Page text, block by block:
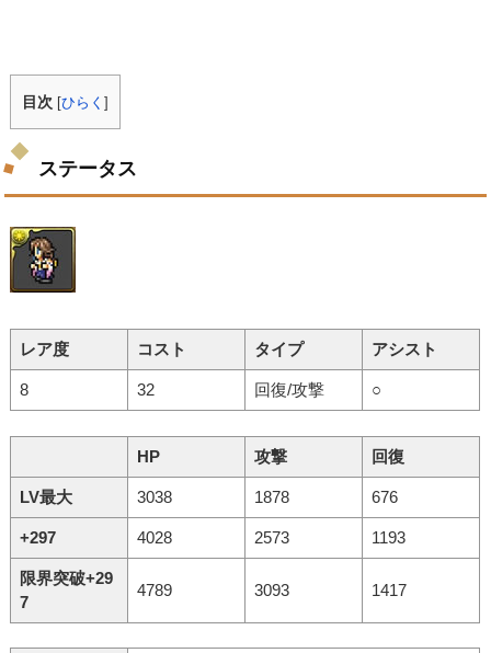
目次 [ひらく]
ステータス
レア度 コスト タイプ アシスト
8 32 回復/攻撃 ○
HP 攻撃 回復
LV最大 3038 1878 676
+297 4028 2573 1193
限界突破+29
7
4789 3093 1417